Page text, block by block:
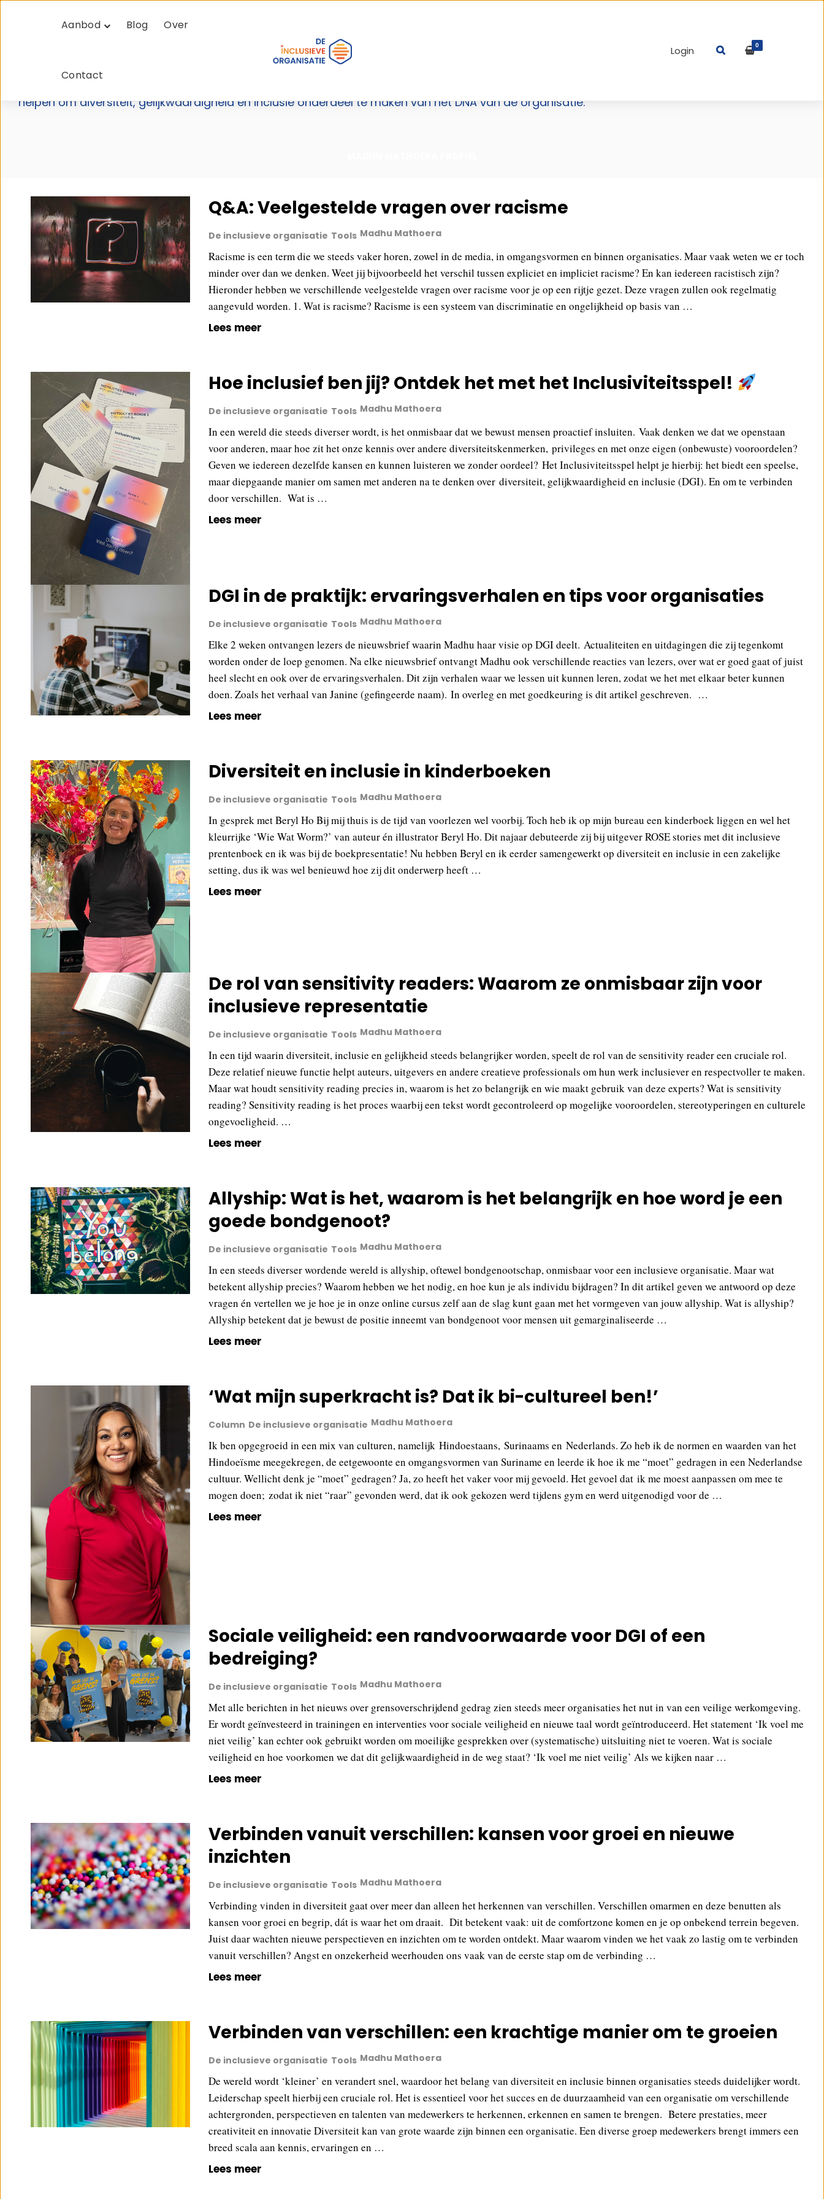
Aanbod Blog Over
Contact
Login 0
Alle berichten vanMadhu Mathoera
Madhu zet zich iedere dag in om Nederland meer inclusief te maken. In de loop der jaren heeft Madhu veel ervaring opgebouwd op dit vlak – ze
helpen om diversiteit, gelijkwaardigheid en inclusie onderdeel te maken van het DNA van de organisatie.
Q&A: Veelgestelde vragen over racisme
De inclusieve organisatie Tools Madhu Mathoera
Racisme is een term die we steeds vaker horen, zowel in de media, in omgangsvormen en binnen organisaties. Maar vaak weten we er toch
minder over dan we denken. Weet jij bijvoorbeeld het verschil tussen expliciet en impliciet racisme? En kan iedereen racistisch zijn?
Hieronder hebben we verschillende veelgestelde vragen over racisme voor je op een rijtje gezet. Deze vragen zullen ook regelmatig
aangevuld worden. 1. Wat is racisme? Racisme is een systeem van discriminatie en ongelijkheid op basis van …
Lees meer
Hoe inclusief ben jij? Ontdek het met het Inclusiviteitsspel!
De inclusieve organisatie Tools Madhu Mathoera
In een wereld die steeds diverser wordt, is het onmisbaar dat we bewust mensen proactief insluiten. Vaak denken we dat we openstaan
voor anderen, maar hoe zit het onze kennis over andere diversiteitskenmerken, privileges en met onze eigen (onbewuste) vooroordelen?
Geven we iedereen dezelfde kansen en kunnen luisteren we zonder oordeel? Het Inclusiviteitsspel helpt je hierbij: het biedt een speelse,
maar diepgaande manier om samen met anderen na te denken over diversiteit, gelijkwaardigheid en inclusie (DGI). En om te verbinden
door verschillen. Wat is …
Lees meer
DGI in de praktijk: ervaringsverhalen en tips voor organisaties
De inclusieve organisatie Tools Madhu Mathoera
Elke 2 weken ontvangen lezers de nieuwsbrief waarin Madhu haar visie op DGI deelt. Actualiteiten en uitdagingen die zij tegenkomt
worden onder de loep genomen. Na elke nieuwsbrief ontvangt Madhu ook verschillende reacties van lezers, over wat er goed gaat of juist
heel slecht en ook over de ervaringsverhalen. Dit zijn verhalen waar we lessen uit kunnen leren, zodat we het met elkaar beter kunnen
doen. Zoals het verhaal van Janine (gefingeerde naam). In overleg en met goedkeuring is dit artikel geschreven. …
Lees meer
Diversiteit en inclusie in kinderboeken
De inclusieve organisatie Tools Madhu Mathoera
In gesprek met Beryl Ho Bij mij thuis is de tijd van voorlezen wel voorbij. Toch heb ik op mijn bureau een kinderboek liggen en wel het
kleurrijke ‘Wie Wat Worm?’ van auteur én illustrator Beryl Ho. Dit najaar debuteerde zij bij uitgever ROSE stories met dit inclusieve
prentenboek en ik was bij de boekpresentatie! Nu hebben Beryl en ik eerder samengewerkt op diversiteit en inclusie in een zakelijke
setting, dus ik was wel benieuwd hoe zij dit onderwerp heeft …
Lees meer
De rol van sensitivity readers: Waarom ze onmisbaar zijn voor
inclusieve representatie
De inclusieve organisatie Tools Madhu Mathoera
In een tijd waarin diversiteit, inclusie en gelijkheid steeds belangrijker worden, speelt de rol van de sensitivity reader een cruciale rol.
Deze relatief nieuwe functie helpt auteurs, uitgevers en andere creatieve professionals om hun werk inclusiever en respectvoller te maken.
Maar wat houdt sensitivity reading precies in, waarom is het zo belangrijk en wie maakt gebruik van deze experts? Wat is sensitivity
reading? Sensitivity reading is het proces waarbij een tekst wordt gecontroleerd op mogelijke vooroordelen, stereotyperingen en culturele
ongevoeligheid. …
Lees meer
Allyship: Wat is het, waarom is het belangrijk en hoe word je een
goede bondgenoot?
De inclusieve organisatie Tools Madhu Mathoera
In een steeds diverser wordende wereld is allyship, oftewel bondgenootschap, onmisbaar voor een inclusieve organisatie. Maar wat
betekent allyship precies? Waarom hebben we het nodig, en hoe kun je als individu bijdragen? In dit artikel geven we antwoord op deze
vragen én vertellen we je hoe je in onze online cursus zelf aan de slag kunt gaan met het vormgeven van jouw allyship. Wat is allyship?
Allyship betekent dat je bewust de positie inneemt van bondgenoot voor mensen uit gemarginaliseerde …
Lees meer
‘Wat mijn superkracht is? Dat ik bi-cultureel ben!’
Column De inclusieve organisatie Madhu Mathoera
Ik ben opgegroeid in een mix van culturen, namelijk Hindoestaans, Surinaams en Nederlands. Zo heb ik de normen en waarden van het
Hindoeïsme meegekregen, de eetgewoonte en omgangsvormen van Suriname en leerde ik hoe ik me “moet” gedragen in een Nederlandse
cultuur. Wellicht denk je “moet” gedragen? Ja, zo heeft het vaker voor mij gevoeld. Het gevoel dat ik me moest aanpassen om mee te
mogen doen; zodat ik niet “raar” gevonden werd, dat ik ook gekozen werd tijdens gym en werd uitgenodigd voor de …
Lees meer
Sociale veiligheid: een randvoorwaarde voor DGI of een
bedreiging?
De inclusieve organisatie Tools Madhu Mathoera
Met alle berichten in het nieuws over grensoverschrijdend gedrag zien steeds meer organisaties het nut in van een veilige werkomgeving.
Er wordt geïnvesteerd in trainingen en interventies voor sociale veiligheid en nieuwe taal wordt geïntroduceerd. Het statement ‘Ik voel me
niet veilig’ kan echter ook gebruikt worden om moeilijke gesprekken over (systematische) uitsluiting niet te voeren. Wat is sociale
veiligheid en hoe voorkomen we dat dit gelijkwaardigheid in de weg staat? ‘Ik voel me niet veilig’ Als we kijken naar …
Lees meer
Verbinden vanuit verschillen: kansen voor groei en nieuwe
inzichten
De inclusieve organisatie Tools Madhu Mathoera
Verbinding vinden in diversiteit gaat over meer dan alleen het herkennen van verschillen. Verschillen omarmen en deze benutten als
kansen voor groei en begrip, dát is waar het om draait. Dit betekent vaak: uit de comfortzone komen en je op onbekend terrein begeven.
Juist daar wachten nieuwe perspectieven en inzichten om te worden ontdekt. Maar waarom vinden we het vaak zo lastig om te verbinden
vanuit verschillen? Angst en onzekerheid weerhouden ons vaak van de eerste stap om de verbinding …
Lees meer
Verbinden van verschillen: een krachtige manier om te groeien
De inclusieve organisatie Tools Madhu Mathoera
De wereld wordt ‘kleiner’ en verandert snel, waardoor het belang van diversiteit en inclusie binnen organisaties steeds duidelijker wordt.
Leiderschap speelt hierbij een cruciale rol. Het is essentieel voor het succes en de duurzaamheid van een organisatie om verschillende
achtergronden, perspectieven en talenten van medewerkers te herkennen, erkennen en samen te brengen. Betere prestaties, meer
creativiteit en innovatie Diversiteit kan van grote waarde zijn binnen een organisatie. Een diverse groep medewerkers brengt immers een
breed scala aan kennis, ervaringen en …
Lees meer